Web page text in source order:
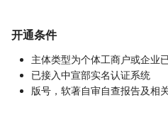
开通条件
主体类型为个体工商户或企业
已接入中宣部实名认证系统
版号，软著自审自查报告及相